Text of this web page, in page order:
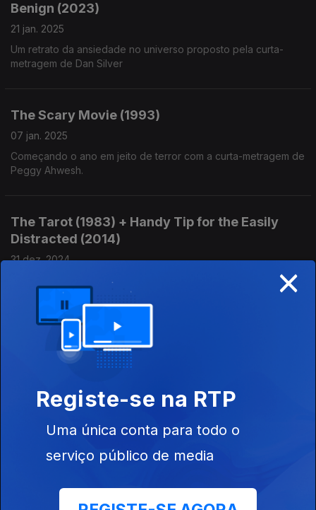
Benign (2023)
21 jan. 2025
Um retrato da ansiedade no universo proposto pela curta-
metragem de Dan Silver
The Scary Movie (1993)
07 jan. 2025
Começando o ano em jeito de terror com a curta-metragem de
Peggy Ahwesh.
The Tarot (1983) + Handy Tip for the Easily
Distracted (2014)
31 dez. 2024
Último dia de 2024 com apontamento para diferentes
resoluções: um destino a se (re)definir, com a curta de Lynne
Sachs, e um destino a domar, com a curta de Miranda July.
Kyiv Frescoes (1966)
Madrugada (2021)
17 dez. 2024
de Drzembro.
×
Registe-se na RTP
Uma única conta para todo o
serviço público de media